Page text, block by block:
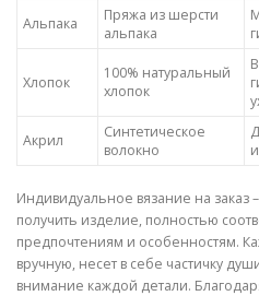
Альпака
Пряжа из шерсти
альпака
Хлопок
100% натуральный
хлопок
Акрил
Синтетическое
волокно
Индивидуальное вязание на заказ
получить изделие, полностью
предпочтениям и особенностям.
вручную, несет в себе частичку
внимание каждой детали.